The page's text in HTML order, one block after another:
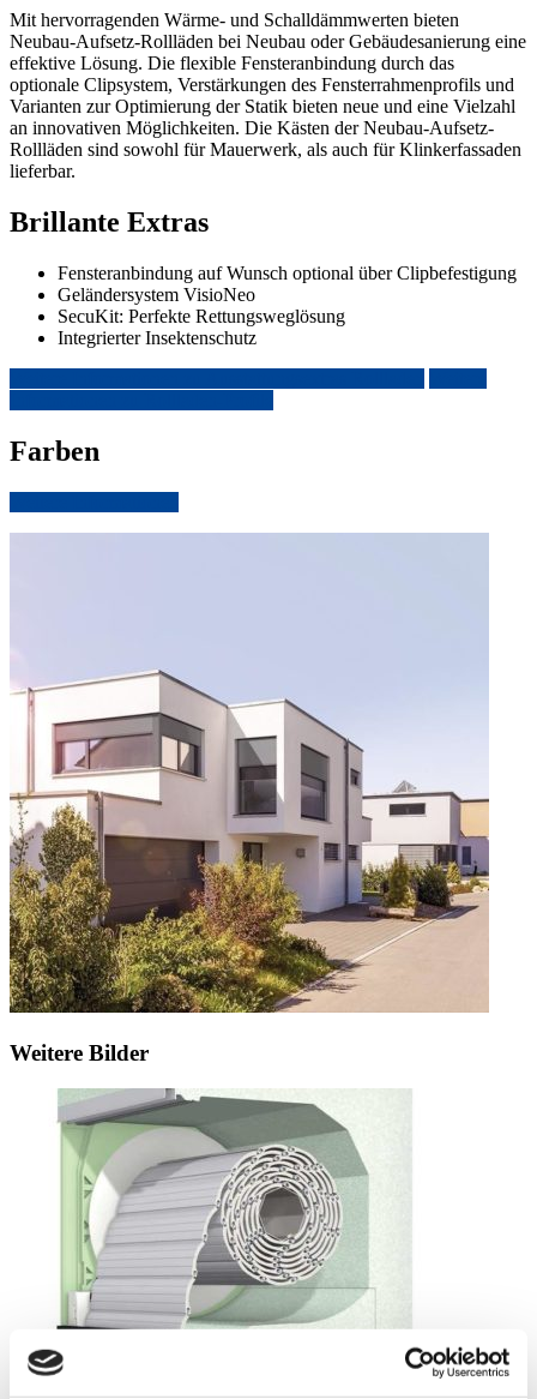
Mit hervorragenden Wärme- und Schalldämmwerten bieten
Neubau-Aufsetz-Rollläden bei Neubau oder Gebäudesanierung eine
effektive Lösung. Die flexible Fensteranbindung durch das
optionale Clipsystem, Verstärkungen des Fensterrahmenprofils und
Varianten zur Optimierung der Statik bieten neue und eine Vielzahl
an innovativen Möglichkeiten. Die Kästen der Neubau-Aufsetz-
Rollläden sind sowohl für Mauerwerk, als auch für Klinkerfassaden
lieferbar.
Brillante Extras
Fensteranbindung auf Wunsch optional über Clipbefestigung
Geländersystem VisioNeo
SecuKit: Perfekte Rettungsweglösung
Integrierter Insektenschutz
Farben
Weitere Bilder